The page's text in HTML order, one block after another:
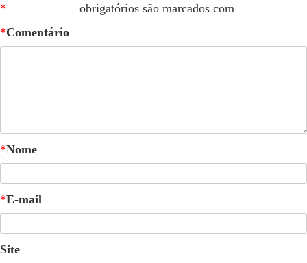
obrigatórios são marcados com
*
Comentário
*
Nome
*
E-mail
*
Site